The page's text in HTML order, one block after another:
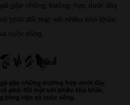
gặp những trường hợp dưới đây
phải đối mặt với nhiều khó khăn,
cuộc sống.